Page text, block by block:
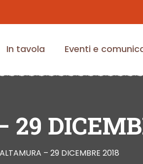
In tavola Eventi e
– 29 DICEMBRE 2018